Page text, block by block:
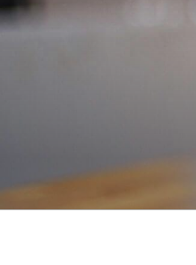
Saltar
al